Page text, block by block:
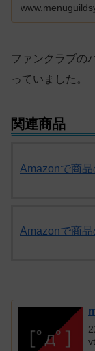
ファンクラブの
っていました。
関連商品
Amazonで商
Amazonで商